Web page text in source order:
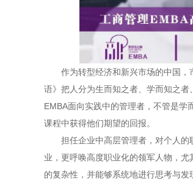
作为转型经济和新兴市场的中国
语》把人分为生而知之者、学而知之
EMBA面向实践中的管理者，不管是
课程中获得他们期望的回报。
担任企业中高层管理者，对个人
业，更呼唤高度职业化的领军人物，
的复杂性，并能够系统地进行思考与